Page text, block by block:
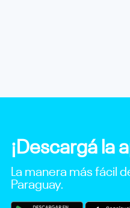
¡Descargá la
La manera más fácil
Paraguay.